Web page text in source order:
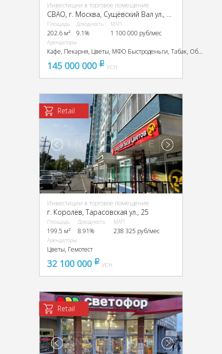
Инвестиции в торговое помещение
Площадь
202.6 м²
Доходность
9.1%
МАП
1 100 000 руб/мес
Арендаторы
Кафе, Пекарня, Цветы, МФО Быстроденьги, Табак, Обменный пункт
145 000 000 pуб
УСН
Retail
Инвестиции в торговое помещение
г. Королёв, Тарасовская ул., 25
Площадь
199.5 м²
Доходность
8.91%
МАП
238 325 руб/мес
Арендаторы
Цветы, Гемотест
32 100 000 pуб
УСН
Retail